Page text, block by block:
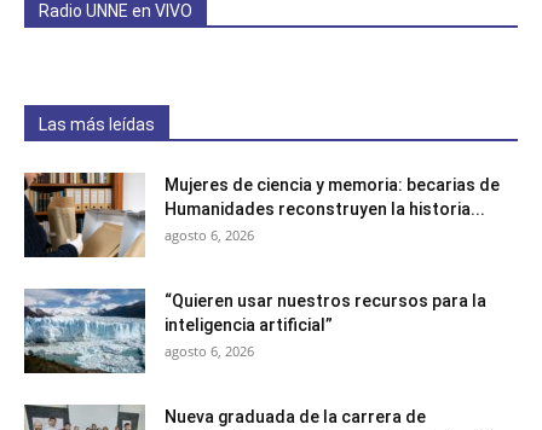
Radio UNNE en VIVO
Las más leídas
Mujeres de ciencia y memoria: becarias de
Humanidades reconstruyen la historia...
agosto 6, 2026
“Quieren usar nuestros recursos para la
inteligencia artificial”
agosto 6, 2026
Nueva graduada de la carrera de